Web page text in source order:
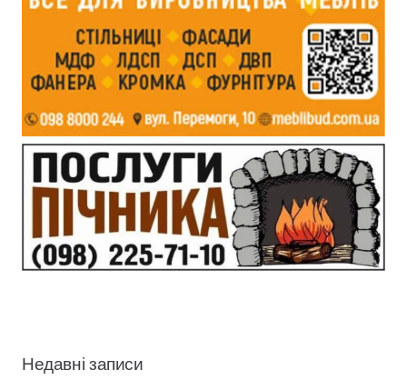
Недавні записи